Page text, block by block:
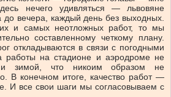
нечего удивляться — львовяне
до вечера, каждый день без выходных.
и самых неотложных работ, то мы
составленному четкому плану.
откладываются в связи с погодными
работы на стадионе и аэродроме не
и зимой, что никоим образом не
В конечном итоге, качество работ —
И все свои шаги мы согласовываем с